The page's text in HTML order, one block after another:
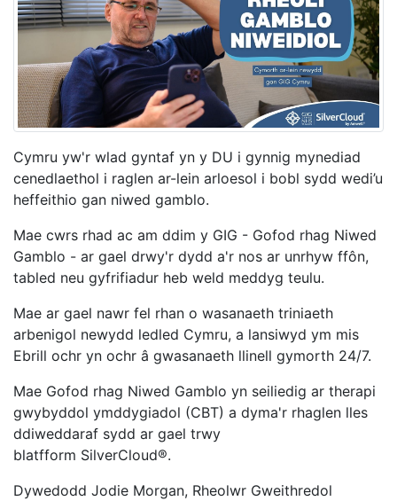
Cymru yw'r wlad gyntaf yn y DU i gynnig mynediad
cenedlaethol i raglen ar-lein arloesol i bobl sydd wedi’u
heffeithio gan niwed gamblo.
Mae cwrs rhad ac am ddim y GIG - Gofod rhag Niwed
Gamblo - ar gael drwy'r dydd a'r nos ar unrhyw ffôn,
tabled neu gyfrifiadur heb weld meddyg teulu.
Mae ar gael nawr fel rhan o wasanaeth triniaeth
arbenigol newydd ledled Cymru, a lansiwyd ym mis
Ebrill ochr yn ochr â gwasanaeth llinell gymorth 24/7.
Mae Gofod rhag Niwed Gamblo yn seiliedig ar therapi
gwybyddol ymddygiadol (CBT) a dyma'r rhaglen lles
ddiweddaraf sydd ar gael trwy
blatfform SilverCloud®.
Dywedodd Jodie Morgan, Rheolwr Gweithredol